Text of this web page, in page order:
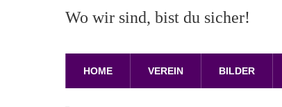
Wo wir sind, bist du sicher!
HOME VEREIN BILDER